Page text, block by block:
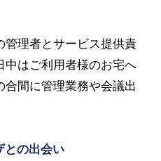
管理者とサービス提供責
中はご利用者様のお宅へ
間に管理業務や会議出
との出会い